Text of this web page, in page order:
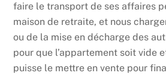
faire le transport de ses affaires
maison de retraite, et nous
ou de la mise en décharge des
pour que l’appartement soit vide
puisse le mettre en vente pour